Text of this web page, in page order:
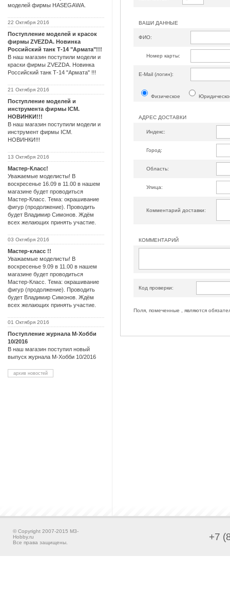
моделей фирмы HASEGAWA.
22 Октября 2016
Поступление моделей и красок
фирмы ZVEZDA. Новинка
Российский танк Т-14 "Армата"!!!
В наш магазин поступили модели и
краски фирмы ZVEZDA. Новинка
Российский танк Т-14 "Армата" !!!
21 Октября 2016
Поступление моделей и
инструмента фирмы ICM.
НОВИНКИ!!!
В наш магазин поступили модели и
инструмент фирмы ICM.
НОВИНКИ!!!
13 Октября 2016
Мастер-Класс!
Уважаемые моделисты! В
воскресенье 16.09 в 11.00 в нашем
магазине будет проводиться
Мастер-Класс. Тема: окрашивание
фигур (продолжение). Проводить
будет Владимир Симонов. Ждём
всех желающих принять участие.
03 Октября 2016
Мастер-класс !!
Уважаемые моделисты! В
воскресенье 9.09 в 11.00 в нашем
магазине будет проводиться
Мастер-Класс. Тема: окрашивание
фигур (продолжение). Проводить
будет Владимир Симонов. Ждём
всех желающих принять участие.
01 Октября 2016
Поступление журнала М-Хобби
10/2016
В наш магазин поступил новый
выпуск журнала М-Хобби 10/2016
архив новостей
ВАШИ ДАННЫЕ
ФИО:
Номер карты:
Е-Mail (логин):
Физическое
АДРЕС ДОСТАВКИ
Индекс:
Город:
Область:
Улица:
Комментарий доставки:
КОММЕНТАРИЙ
Код проверки:
Поля, помеченные , являются
© Copyright 2007-2015 M3-
Hobby.ru
Все права защищены.
+7